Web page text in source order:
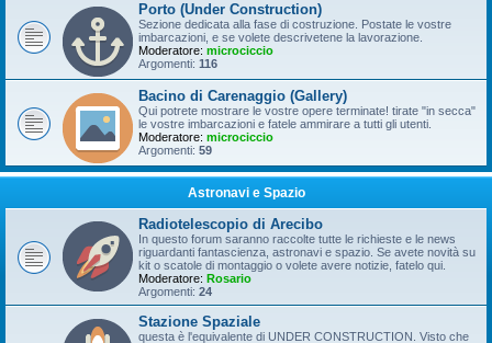
Porto (Under Construction)
Sezione dedicata alla fase di costruzione. Postate le vostre
imbarcazioni, e se volete descrivetene la lavorazione.
Moderatore: microciccio
Argomenti: 116
Bacino di Carenaggio (Gallery)
Qui potrete mostrare le vostre opere terminate! tirate "in secca"
le vostre imbarcazioni e fatele ammirare a tutti gli utenti.
Moderatore: microciccio
Argomenti: 59
Astronavi e Spazio
Radiotelescopio di Arecibo
In questo forum saranno raccolte tutte le richieste e le news
riguardanti fantascienza, astronavi e spazio. Se avete novità su
kit o scatole di montaggio o volete avere notizie, fatelo qui.
Moderatore: Rosario
Argomenti: 24
Stazione Spaziale
questa è l'equivalente di UNDER CONSTRUCTION. Visto che